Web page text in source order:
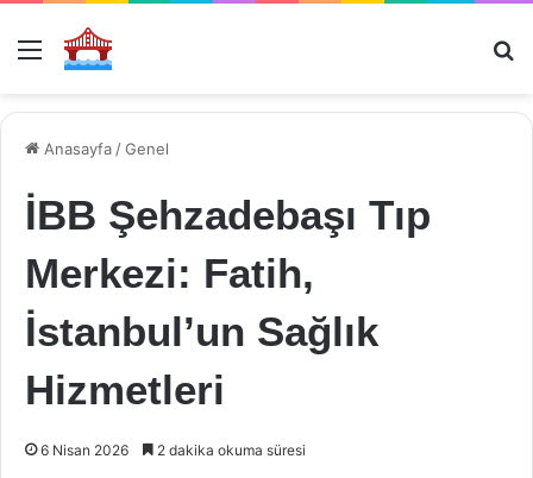
Menü
Anasayfa /Genel
İBB Şehzadebaşı Tıp
Merkezi: Fatih,
İstanbul’un Sağlık
Hizmetleri
6 Nisan 2026 2 dakika okuma süresi